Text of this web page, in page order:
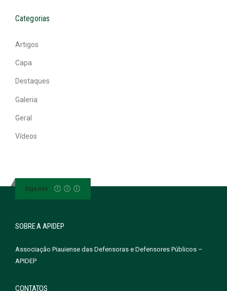
Categorias
Artigos
Capa
Destaques
Galeria
Geral
Vídeos
Siga-nos
SOBRE A APIDEP
Associação Piauiense das Defensoras e Defensores Públicos –
APIDEP
CONTATOS